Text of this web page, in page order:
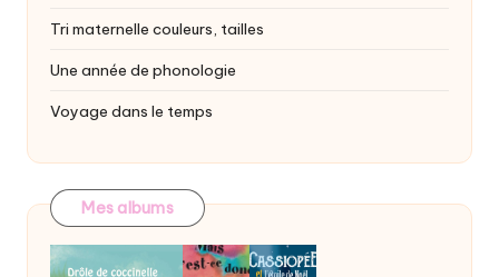
Tri maternelle couleurs, tailles
Une année de phonologie
Voyage dans le temps
Mes albums